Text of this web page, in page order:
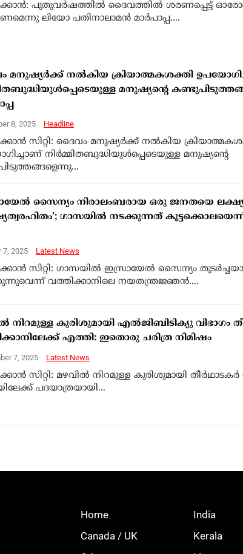
പുതുവര്‍ഷത്തില്‍ ദൈവത്തില്‍ ശരണപ്പെട്ട്
ലിയോ പതിനാലാമന്‍ മാര്‍പാപ്പ....
മനുഷ്യര്‍ക്ക് നല്‍കിയ ക്രിയാത്മകശക്തി
മനുഷ്യന്റെ
8, 2025 Headline
സിറ്റി: ദൈവം മനുഷ്യര്‍ക്ക് നല്‍കിയ
നിര്‍മ്മിതബുദ്ധിയുള്‍പ്പെടെയുള്ള മനുഷ്യന്റെ
സൈന്യം നിരാലംബരായ ഒരു ജനതയെ
ഗാസയിൽ നടക്കുന്നത്
7, 2025 Latest News
സിറ്റി: ഗാസയിൽ ഇസ്രായേൽ സൈന്യം
വത്തിക്കാനിലെ നയതന്ത്രജ്ഞൻ....
നിറമുള്ള കുരിശുമായി എല്‍ജിബിടിക്യു വിഭാഗം
എത്തി: ഇതൊരു ചരിത്ര നിമിഷം
7, 2025 Latest News
സിറ്റി: മഴവില്‍ നിറമുള്ള കുരിശുമായി
പദയാത്രയായി...
Home
Canada / UK
India
Kerala